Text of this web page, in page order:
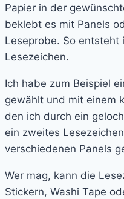
Papier in der
beklebt es mit Panels
Leseprobe. So entsteht
Lesezeichen.
Ich habe zum Beispiel
gewählt und mit einem
den ich durch ein
ein zweites
verschiedenen Panels
Wer mag, kann die
Stickern, Washi Tape